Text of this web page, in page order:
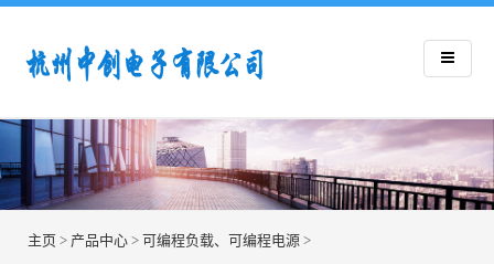
主页 > 产品中心 > 可编程负载、可编程电源 >